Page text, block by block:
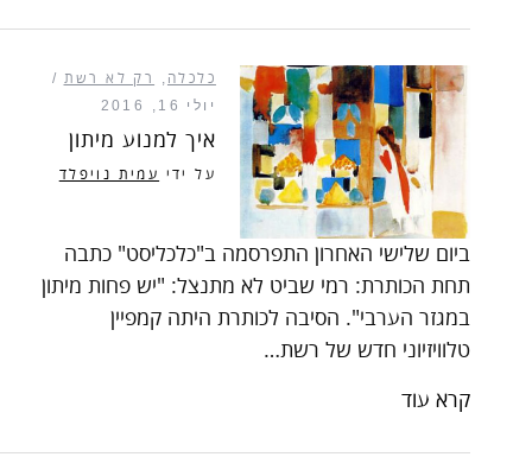
כלכלה , רק לא רשת
יולי 16, 2016
איך למנוע מיתון
על ידי עמית נויפלד
ביום שלישי האחרון התפרסמה ב"כלכליסט" כתבה
תחת הכותרת: רמי שביט לא מתנצל: "יש פחות מיתון
במגזר הערבי". הסיבה לכותרת היתה קמפיין
טלוויזיוני חדש של רשת…
קרא עוד